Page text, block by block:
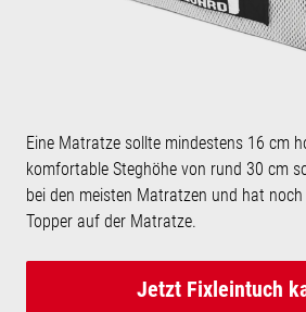
Eine Matratze sollte mindestens 16 cm
komfortable Steghöhe von rund 30 cm
bei den meisten Matratzen und hat
Topper auf der Matratze.
Jetzt Fixleintuch